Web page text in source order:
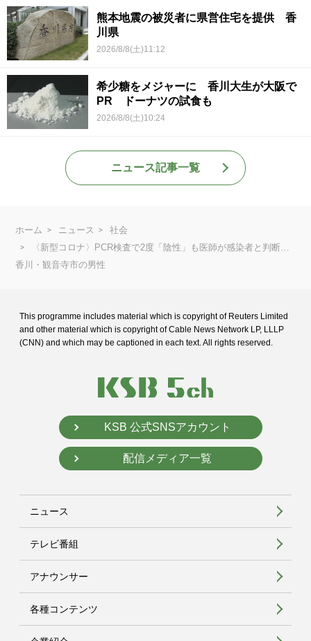
熊本地震の被災者に県営住宅を提供 香
川県
2026/8/8(土)11:12
希少糖をメジャーに 香川大生が大阪で
PR ドーナツの試食も
2026/8/8(土)10:24
ニュース記事一覧
ホーム ニュース
社会
〈新型コロナ〉PCR検査で2度「陰性」も医師が感染者と判断…
香川・観音寺市の男性
This programme includes material which is copyright of Reuters Limited
and other material which is copyright of Cable News Network LP, LLLP
(CNN) and which may be captioned in each text. All rights reserved.
KSB 公式SNSアカウント
配信メディア一覧
ニュース
テレビ番組
アナウンサー
各種コンテンツ